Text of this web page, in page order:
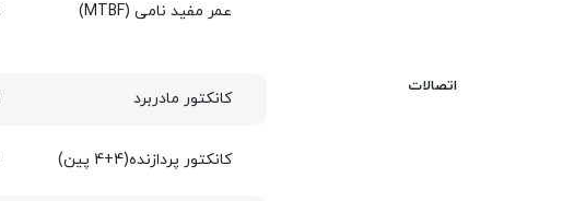
عمر مفید نامی (MTBF)
اتصالات
کانکتور مادربرد
کانکتور پردازنده(4+4 پین)